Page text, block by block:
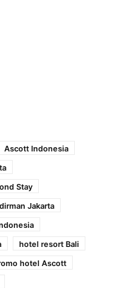
Ascott Indonesia
Stay
Jakarta
hotel resort Bali
hotel Ascott